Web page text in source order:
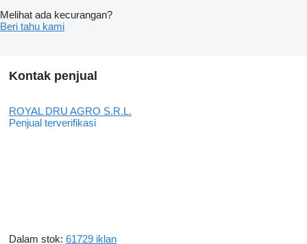
Melihat ada kecurangan?
Beri tahu kami
Kontak penjual
ROYAL DRU AGRO S.R.L.
Penjual terverifikasi
Dalam stok: 61729 iklan